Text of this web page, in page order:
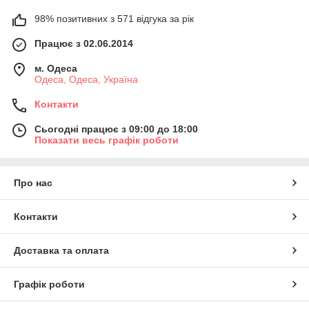
98% позитивних з 571 відгука за рік
Працює з 02.06.2014
м. Одеса
Одеса, Одеса, Україна
Контакти
Сьогодні працює з 09:00 до 18:00
Показати весь графік роботи
Про нас
Контакти
Доставка та оплата
Графік роботи